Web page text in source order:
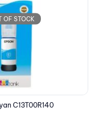
OF STOCK
C33S020639